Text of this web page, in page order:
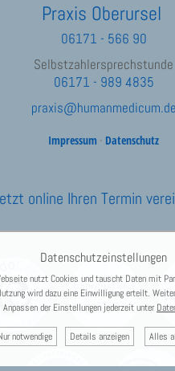
Praxis Oberursel
06171 - 566 90
Selbstzahlersprechstunde
06171 - 989 4835
praxis@humanmedicum.de
Impressum · Datenschutz
online Ihren Termin
Datenschutzeinstellungen
nutzt Cookies und tauscht Daten mit
wird dazu eine Einwilligung erteilt.
Anpassen der Einstellungen jederzeit unter
notwendige Details anzeigen Alles